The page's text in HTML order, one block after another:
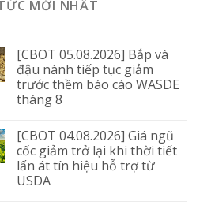
MỚI NHẤT
[CBOT 05.08.2026] Bắp và
đậu nành tiếp tục giảm
trước thềm báo cáo WASDE
tháng 8
[CBOT 04.08.2026] Giá ngũ
cốc giảm trở lại khi thời tiết
lấn át tín hiệu hỗ trợ từ
USDA